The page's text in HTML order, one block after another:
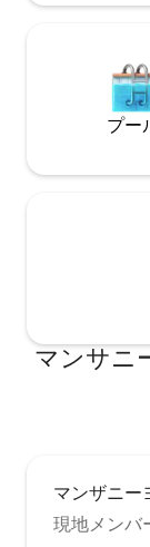
プー
マンサニ
マンザニー
現地メンバ